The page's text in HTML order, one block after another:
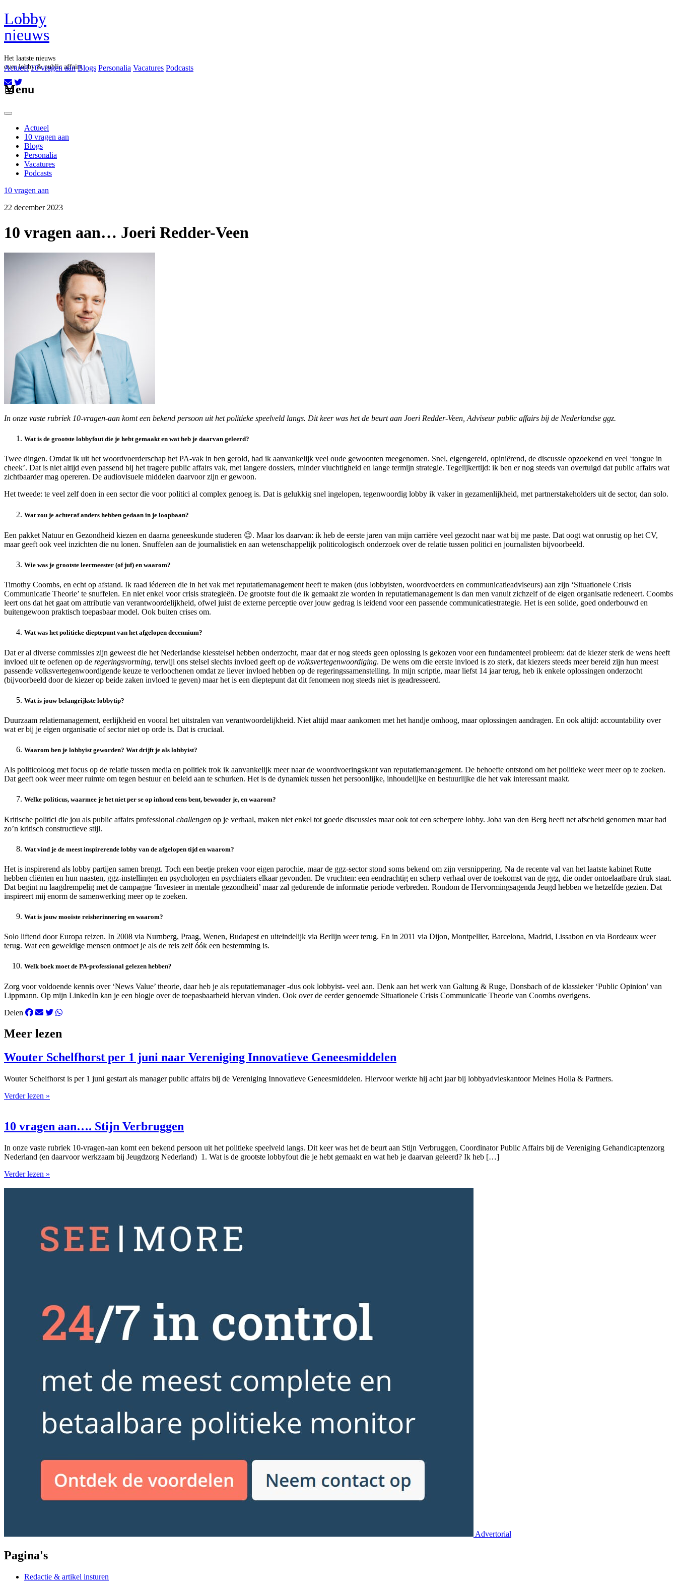
Lobby
nieuws
Het laatste nieuws
over lobby & public affairs
Aboneer op onze nieuwsbrief
Actueel 10 vragen aan Blogs Personalia Vacatures Podcasts
Menu
Actueel
10 vragen aan
Blogs
Personalia
Vacatures
Podcasts
10 vragen aan
22 december 2023
10 vragen aan… Joeri Redder-Veen
In onze vaste rubriek 10-vragen-aan komt een bekend persoon uit het politieke speelveld langs. Dit keer was het de beurt aan Joeri Redder-Veen, Adviseur public affairs bij de Nederlandse ggz.
Wat is de grootste lobbyfout die je hebt gemaakt en wat heb je daarvan geleerd?
Twee dingen. Omdat ik uit het woordvoerderschap het PA-vak in ben gerold, had ik aanvankelijk veel oude gewoonten meegenomen. Snel, eigengereid, opiniërend, de discussie opzoekend en veel ‘tongue in
cheek’. Dat is niet altijd even passend bij het tragere public affairs vak, met langere dossiers, minder vluchtigheid en lange termijn strategie. Tegelijkertijd: ik ben er nog steeds van overtuigd dat public affairs wat
zichtbaarder mag opereren. De audiovisuele middelen daarvoor zijn er gewoon.
Het tweede: te veel zelf doen in een sector die voor politici al complex genoeg is. Dat is gelukkig snel ingelopen, tegenwoordig lobby ik vaker in gezamenlijkheid, met partnerstakeholders uit de sector, dan solo.
Wat zou je achteraf anders hebben gedaan in je loopbaan?
Een pakket Natuur en Gezondheid kiezen en daarna geneeskunde studeren 😉. Maar los daarvan: ik heb de eerste jaren van mijn carrière veel gezocht naar wat bij me paste. Dat oogt wat onrustig op het CV,
maar geeft ook veel inzichten die nu lonen. Snuffelen aan de journalistiek en aan wetenschappelijk politicologisch onderzoek over de relatie tussen politici en journalisten bijvoorbeeld.
Wie was je grootste leermeester (of juf) en waarom?
Timothy Coombs, en echt op afstand. Ik raad iédereen die in het vak met reputatiemanagement heeft te maken (dus lobbyisten, woordvoerders en communicatieadviseurs) aan zijn ‘Situationele Crisis
Communicatie Theorie’ te snuffelen. En niet enkel voor crisis strategieën. De grootste fout die ik gemaakt zie worden in reputatiemanagement is dan men vanuit zichzelf of de eigen organisatie redeneert. Coombs
leert ons dat het gaat om attributie van verantwoordelijkheid, ofwel juist de externe perceptie over jouw gedrag is leidend voor een passende communicatiestrategie. Het is een solide, goed onderbouwd en
buitengewoon praktisch toepasbaar model. Ook buiten crises om.
Wat was het politieke dieptepunt van het afgelopen decennium?
Dat er al diverse commissies zijn geweest die het Nederlandse kiesstelsel hebben onderzocht, maar dat er nog steeds geen oplossing is gekozen voor een fundamenteel probleem: dat de kiezer sterk de wens heeft
invloed uit te oefenen op de regeringsvorming, terwijl ons stelsel slechts invloed geeft op de volksvertegenwoordiging. De wens om die eerste invloed is zo sterk, dat kiezers steeds meer bereid zijn hun meest
passende volksvertegenwoordigende keuze te verloochenen omdat ze liever invloed hebben op de regeringssamenstelling. In mijn scriptie, maar liefst 14 jaar terug, heb ik enkele oplossingen onderzocht
(bijvoorbeeld door de kiezer op beide zaken invloed te geven) maar het is een dieptepunt dat dit fenomeen nog steeds niet is geadresseerd.
Wat is jouw belangrijkste lobbytip?
Duurzaam relatiemanagement, eerlijkheid en vooral het uitstralen van verantwoordelijkheid. Niet altijd maar aankomen met het handje omhoog, maar oplossingen aandragen. En ook altijd: accountability over
wat er bij je eigen organisatie of sector niet op orde is. Dat is cruciaal.
Waarom ben je lobbyist geworden? Wat drijft je als lobbyist?
Als politicoloog met focus op de relatie tussen media en politiek trok ik aanvankelijk meer naar de woordvoeringskant van reputatiemanagement. De behoefte ontstond om het politieke weer meer op te zoeken.
Dat geeft ook weer meer ruimte om tegen bestuur en beleid aan te schurken. Het is de dynamiek tussen het persoonlijke, inhoudelijke en bestuurlijke die het vak interessant maakt.
Welke politicus, waarmee je het niet per se op inhoud eens bent, bewonder je, en waarom?
Kritische politici die jou als public affairs professional challengen op je verhaal, maken niet enkel tot goede discussies maar ook tot een scherpere lobby. Joba van den Berg heeft net afscheid genomen maar had
zo’n kritisch constructieve stijl.
Wat vind je de meest inspirerende lobby van de afgelopen tijd en waarom?
Het is inspirerend als lobby partijen samen brengt. Toch een beetje preken voor eigen parochie, maar de ggz-sector stond soms bekend om zijn versnippering. Na de recente val van het laatste kabinet Rutte
hebben cliënten en hun naasten, ggz-instellingen en psychologen en psychiaters elkaar gevonden. De vruchten: een eendrachtig en scherp verhaal over de toekomst van de ggz, die onder ontoelaatbare druk staat.
Dat begint nu laagdrempelig met de campagne ‘Investeer in mentale gezondheid’ maar zal gedurende de informatie periode verbreden. Rondom de Hervormingsagenda Jeugd hebben we hetzelfde gezien. Dat
inspireert mij enorm de samenwerking meer op te zoeken.
Wat is jouw mooiste reisherinnering en waarom?
Solo liftend door Europa reizen. In 2008 via Nurnberg, Praag, Wenen, Budapest en uiteindelijk via Berlijn weer terug. En in 2011 via Dijon, Montpellier, Barcelona, Madrid, Lissabon en via Bordeaux weer
terug. Wat een geweldige mensen ontmoet je als de reis zelf óók een bestemming is.
Welk boek moet de PA-professional gelezen hebben?
Zorg voor voldoende kennis over ‘News Value’ theorie, daar heb je als reputatiemanager -dus ook lobbyist- veel aan. Denk aan het werk van Galtung & Ruge, Donsbach of de klassieker ‘Public Opinion’ van
Lippmann. Op mijn LinkedIn kan je een blogje over de toepasbaarheid hiervan vinden. Ook over de eerder genoemde Situationele Crisis Communicatie Theorie van Coombs overigens.
Delen
Meer lezen
Wouter Schelfhorst per 1 juni naar Vereniging Innovatieve Geneesmiddelen
Wouter Schelfhorst is per 1 juni gestart als manager public affairs bij de Vereniging Innovatieve Geneesmiddelen. Hiervoor werkte hij acht jaar bij lobbyadvieskantoor Meines Holla & Partners.
Verder lezen »
10 vragen aan…. Stijn Verbruggen
In onze vaste rubriek 10-vragen-aan komt een bekend persoon uit het politieke speelveld langs. Dit keer was het de beurt aan Stijn Verbruggen, Coordinator Public Affairs bij de Vereniging Gehandicaptenzorg
Nederland (en daarvoor werkzaam bij Jeugdzorg Nederland) 1. Wat is de grootste lobbyfout die je hebt gemaakt en wat heb je daarvan geleerd? Ik heb […]
Verder lezen »
Advertorial
Pagina's
Redactie & artikel insturen